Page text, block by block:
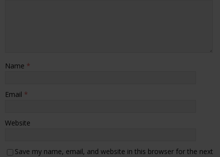
Name *
Email *
Website
Save my name, email, and website in this browser for the next